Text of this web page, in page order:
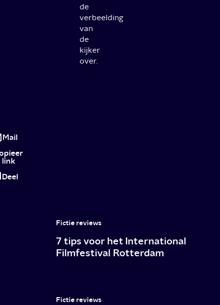
de
verbeelding
van
de
kijker
over.
Box:
is
de
megahype
Mail
link
Deel
Fictie reviews
7 tips voor het International
Filmfestival Rotterdam
Fictie reviews